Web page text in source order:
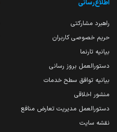
اطلاع‌رسانی
راهبرد مشارکتی
حریم خصوصی کاربران
بیانیه تارنما
دستورالعمل بروز رسانی
بیانیه توافق سطح خدمات
منشور اخلاقی
دستورالعمل مدیریت تعارض منافع
نقشه سایت